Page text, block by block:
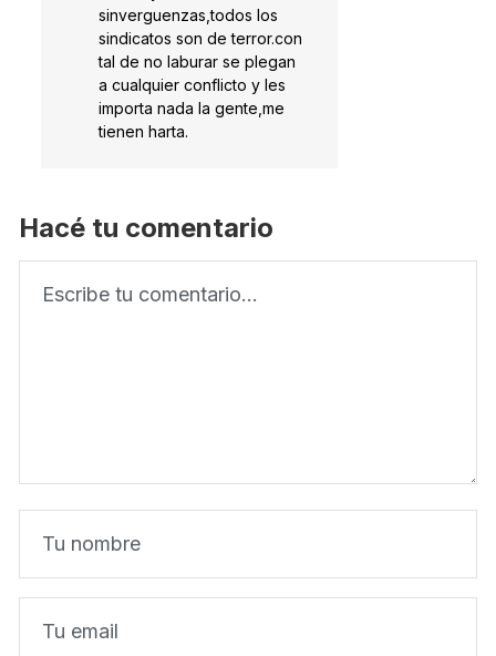
sinverguenzas,todos los
sindicatos son de terror.con
tal de no laburar se plegan
a cualquier conflicto y les
importa nada la gente,me
tienen harta.
Hacé tu comentario